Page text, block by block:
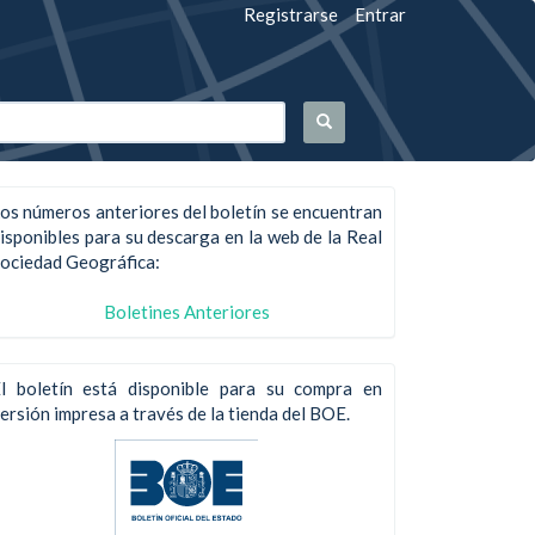
Registrarse Entrar
números anteriores del boletín se encuentran
para su descarga en la web de la Real
Geográfica:
Boletines Anteriores
boletín está disponible para su compra en
impresa a través de la tienda del BOE.